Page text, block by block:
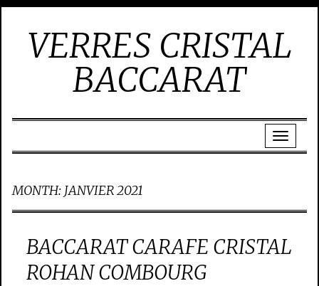
VERRES CRISTAL
BACCARAT
MONTH: JANVIER 2021
BACCARAT CARAFE CRISTAL
ROHAN COMBOURG